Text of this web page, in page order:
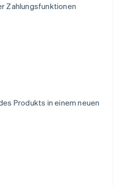
Zahlungsfunktionen
Produkts in einem neuen